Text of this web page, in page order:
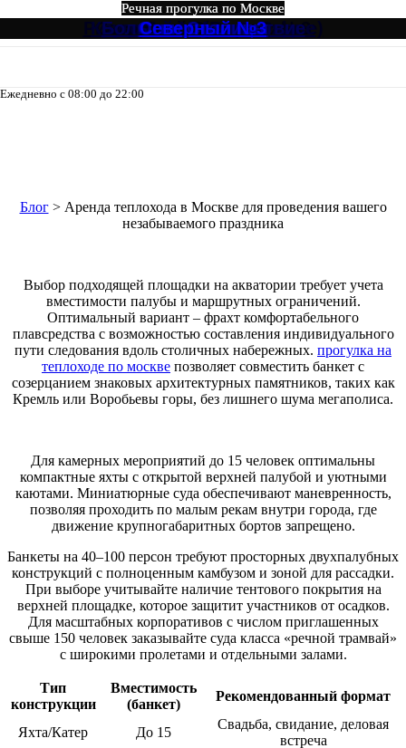
Ежедневно с 08:00 до 22:00
Блог> Аренда теплохода в Москве для проведения вашего
незабываемого праздника
Выбор подходящей площадки на акватории требует учета
вместимости палубы и маршрутных ограничений.
Оптимальный вариант – фрахт комфортабельного
плавсредства с возможностью составления индивидуального
пути следования вдоль столичных набережных. прогулка на
теплоходе по москве позволяет совместить банкет с
созерцанием знаковых архитектурных памятников, таких как
Кремль или Воробьевы горы, без лишнего шума мегаполиса.
Для камерных мероприятий до 15 человек оптимальны
компактные яхты с открытой верхней палубой и уютными
каютами. Миниатюрные суда обеспечивают маневренность,
позволяя проходить по малым рекам внутри города, где
движение крупногабаритных бортов запрещено.
Банкеты на 40–100 персон требуют просторных двухпалубных
конструкций с полноценным камбузом и зоной для рассадки.
При выборе учитывайте наличие тентового покрытия на
верхней площадке, которое защитит участников от осадков.
Для масштабных корпоративов с числом приглашенных
свыше 150 человек заказывайте суда класса «речной трамвай»
с широкими пролетами и отдельными залами.
Тип
конструкции
Вместимость
(банкет)
Рекомендованный формат
Яхта/Катер До 15
Свадьба, свидание, деловая
встреча
Речная прогулка по Москве
Северный Экспресс №3
Речная прогулка по Москве
Ривер Палас (River Palace)
Речная прогулка по Москве
Круговой №4 от Зарядье
Речная прогулка по Москве
Большое путешествие
Речная прогулка по Москве
Огни Столицы
Речная прогулка по Москве
Северный №3